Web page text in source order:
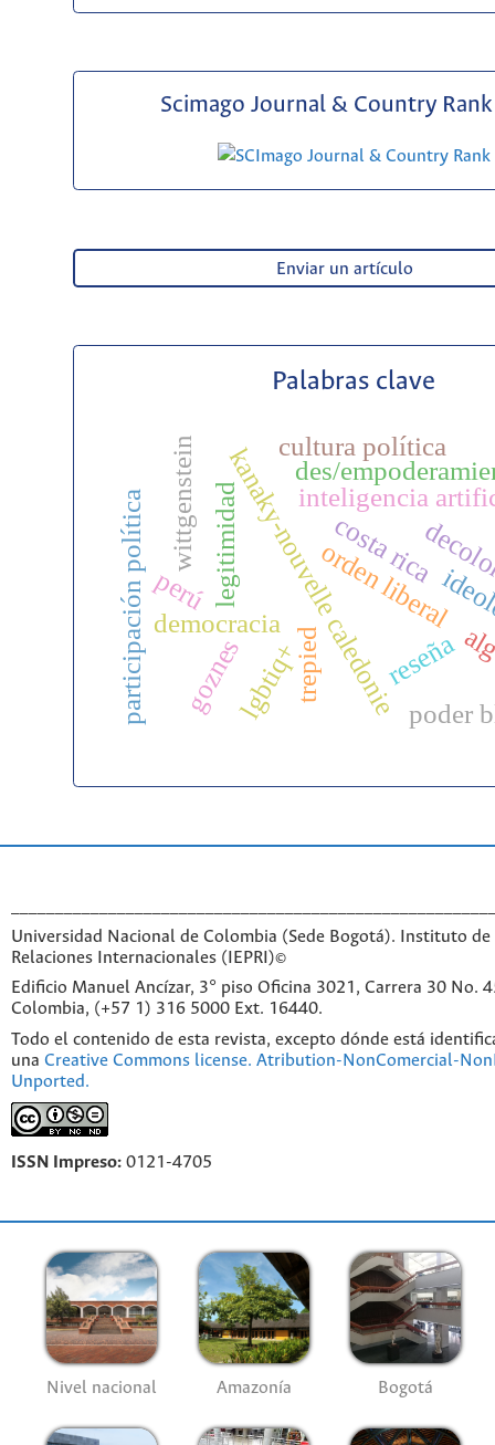
Scimago Journal & Country Rank
Enviar un artículo
Palabras clave
reseña
trepied
kanaky-nouvelle caledonie
legitimidad
democracia
inteligencia
orden liberal
poder
costa rica
participación política lgbtiq+
perú
wittgenstein
goznes
des/
cultura política
Universidad Nacional de Colombia (Sede Bogotá). Instituto
Relaciones Internacionales (IEPRI)©
Edificio Manuel Ancízar, 3° piso Oficina 3021, Carrera 30 No.
Colombia, (+57 1) 316 5000 Ext. 16440.
Todo el contenido de esta revista, excepto dónde está
una Creative Commons license. Atribution-NonComercial-
Unported.
ISSN Impreso: 0121-4705
Nivel nacional Amazonía Bogotá